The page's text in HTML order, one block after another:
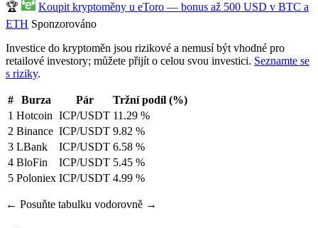
🏆
Koupit kryptoměny u eToro — bonus až 500 USD v BTC a
ETH Sponzorováno
Investice do kryptoměn jsou rizikové a nemusí být vhodné pro
retailové investory; můžete přijít o celou svou investici. Seznamte se
s riziky.
# Burza Pár
Tržní podíl (%)
1 Hotcoin ICP/USDT 11.29 %
2 Binance ICP/USDT 9.82 %
3 LBank ICP/USDT 6.58 %
4 BloFin ICP/USDT 5.45 %
5 Poloniex ICP/USDT 4.99 %
← Posuňte tabulku vodorovně →